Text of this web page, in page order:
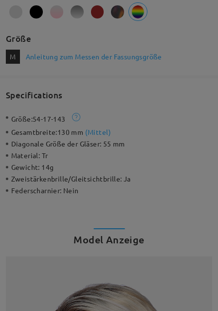
Größe
M Anleitung zum Messen der Fassungsgröße
Specifications
Größe:54-17-143
Gesamtbreite:130 mm (Mittel)
Diagonale Größe der Gläser: 55 mm
Material: Tr
Gewicht: 14g
Zweistärkenbrille/Gleitsichtbrille:Ja
Federscharnier: Nein
Model Anzeige